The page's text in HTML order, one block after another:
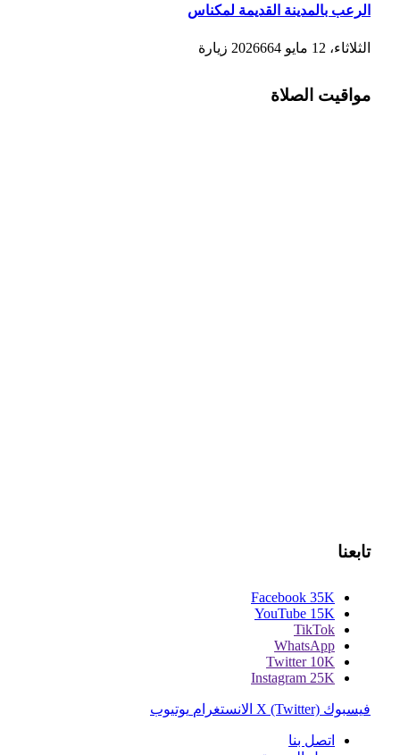
الرعب بالمدينة القديمة لمكناس
الثلاثاء، 12 مايو 2026 664 زيارة
مواقيت الصلاة
تابعنا
Facebook 35K
YouTube 15K
TikTok
WhatsApp
Twitter 10K
Instagram 25K
فيسبوك X (Twitter) الانستغرام يوتيوب
اتصل بنا